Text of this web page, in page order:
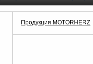
Продукция MOTORHERZ